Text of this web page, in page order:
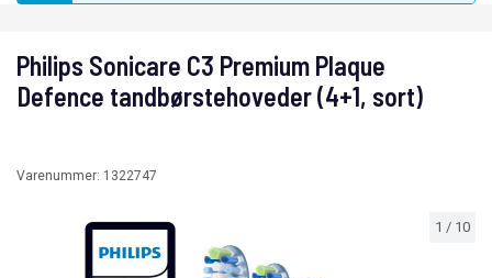
1 / 10
Philips Sonicare C3 Premium Plaque
Defence tandbørstehoveder (4+1, sort)
Varenummer: 1322747